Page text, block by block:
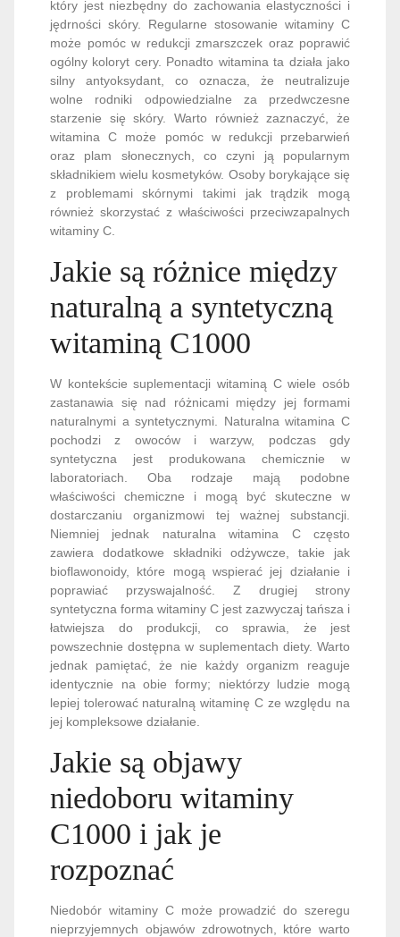
który jest niezbędny do zachowania elastyczności i
jędrności skóry. Regularne stosowanie witaminy C
może pomóc w redukcji zmarszczek oraz poprawić
ogólny koloryt cery. Ponadto witamina ta działa jako
silny antyoksydant, co oznacza, że neutralizuje
wolne rodniki odpowiedzialne za przedwczesne
starzenie się skóry. Warto również zaznaczyć, że
witamina C może pomóc w redukcji przebarwień
oraz plam słonecznych, co czyni ją popularnym
składnikiem wielu kosmetyków. Osoby borykające się
z problemami skórnymi takimi jak trądzik mogą
również skorzystać z właściwości przeciwzapalnych
witaminy C.
Jakie są różnice między
naturalną a syntetyczną
witaminą C1000
W kontekście suplementacji witaminą C wiele osób
zastanawia się nad różnicami między jej formami
naturalnymi a syntetycznymi. Naturalna witamina C
pochodzi z owoców i warzyw, podczas gdy
syntetyczna jest produkowana chemicznie w
laboratoriach. Oba rodzaje mają podobne
właściwości chemiczne i mogą być skuteczne w
dostarczaniu organizmowi tej ważnej substancji.
Niemniej jednak naturalna witamina C często
zawiera dodatkowe składniki odżywcze, takie jak
bioflawonoidy, które mogą wspierać jej działanie i
poprawiać przyswajalność. Z drugiej strony
syntetyczna forma witaminy C jest zazwyczaj tańsza i
łatwiejsza do produkcji, co sprawia, że jest
powszechnie dostępna w suplementach diety. Warto
jednak pamiętać, że nie każdy organizm reaguje
identycznie na obie formy; niektórzy ludzie mogą
lepiej tolerować naturalną witaminę C ze względu na
jej kompleksowe działanie.
Jakie są objawy
niedoboru witaminy
C1000 i jak je
rozpoznać
Niedobór witaminy C może prowadzić do szeregu
nieprzyjemnych objawów zdrowotnych, które warto